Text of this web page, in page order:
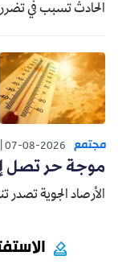
الحادث تسبب في
مجتمع 07-08-2026
موجة حر تصل إلى 45
الأرصاد الجوية تصدر